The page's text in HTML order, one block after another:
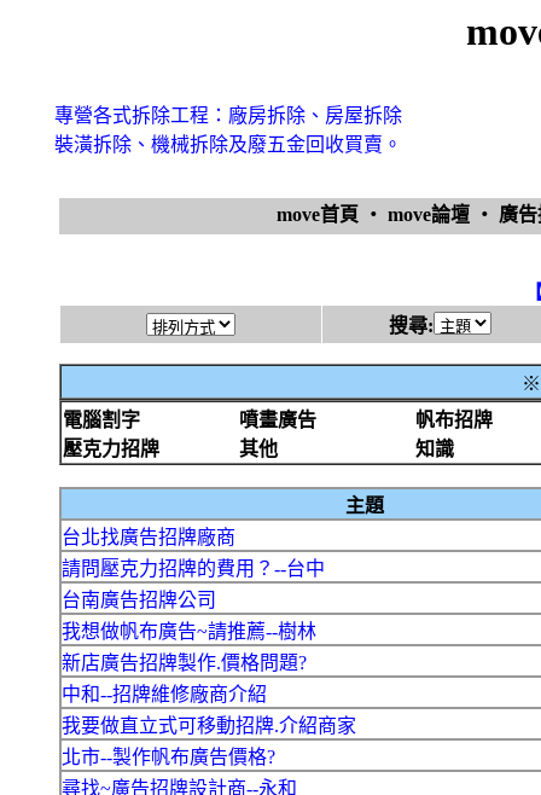
專營各式拆除工程：廠房拆除、房屋拆除
裝潢拆除、機械拆除及廢五金回收買賣。
move首頁 ‧ move論壇 ‧ 廣
搜尋:
※
電腦割字
噴畫廣告
帆布招牌
壓克力招牌
其他 知識
主題
台北找廣告招牌廠商
請問壓克力招牌的費用？--台中
台南廣告招牌公司
我想做帆布廣告~請推薦--樹林
新店廣告招牌製作.價格問題?
中和--招牌維修廠商介紹
我要做直立式可移動招牌.介紹商家
北市--製作帆布廣告價格?
尋找~廣告招牌設計商--永和